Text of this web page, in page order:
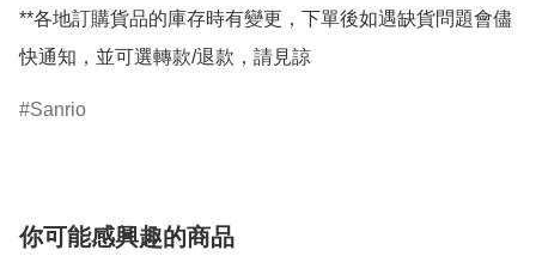
**各地訂購貨品的庫存時有變更，下單後如遇缺貨問題會儘
快通知，並可選轉款/退款，請見諒
Sanrio
你可能感興趣的商品